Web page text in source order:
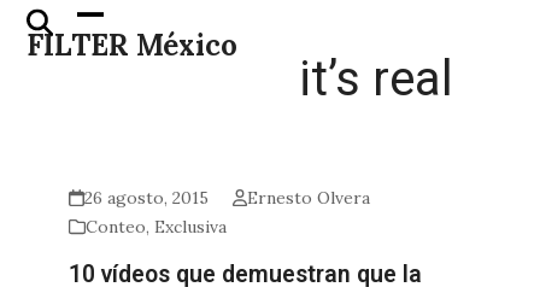
Skip
FILTER México
Open
mobile
Close
mobile
it’s real
26 agosto, 2015
Ernesto Olvera
Conteo,Exclusiva
10 vídeos que demuestran que la